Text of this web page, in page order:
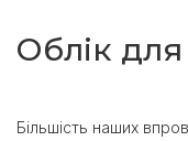
Облік
Більшість наших